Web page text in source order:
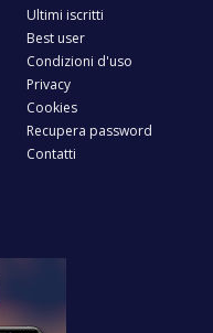
Ultimi iscritti
Best user
Condizioni d'uso
Privacy
Cookies
Recupera password
Contatti